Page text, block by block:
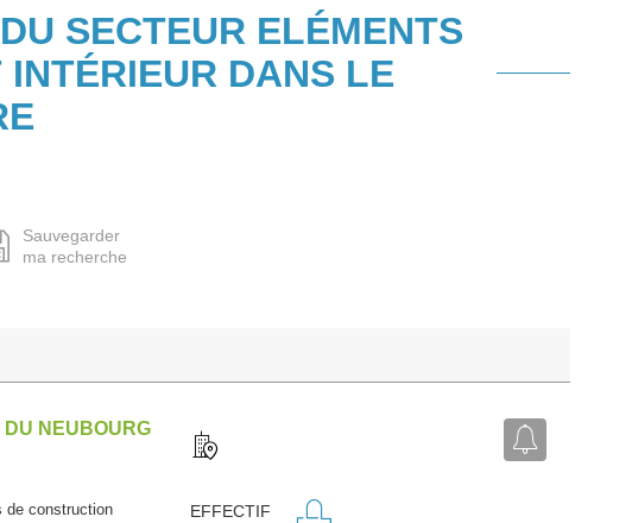
SECTEUR ELÉMENTS
DANS LE
Sauvegarder
ma recherche
NEUBOURG
de construction
EFFECTIF